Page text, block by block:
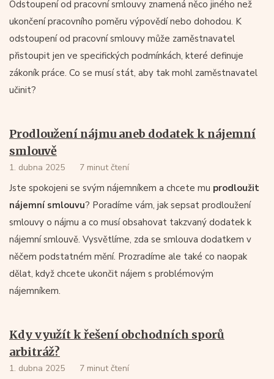
Odstoupení od pracovní smlouvy znamená něco jiného než
ukončení pracovního poměru výpovědí nebo dohodou. K
odstoupení od pracovní smlouvy může zaměstnavatel
přistoupit jen ve specifických podmínkách, které definuje
zákoník práce. Co se musí stát, aby tak mohl zaměstnavatel
učinit?
Prodloužení nájmu aneb dodatek k nájemní
smlouvě
1. dubna 2025 7 minut čtení
Jste spokojeni se svým nájemníkem a chcete mu prodloužit
nájemní smlouvu? Poradíme vám, jak sepsat prodloužení
smlouvy o nájmu a co musí obsahovat takzvaný dodatek k
nájemní smlouvě. Vysvětlíme, zda se smlouva dodatkem v
něčem podstatném mění. Prozradíme ale také co naopak
dělat, když chcete ukončit nájem s problémovým
nájemníkem.
Kdy využít k řešení obchodních sporů
arbitráž?
1. dubna 2025 7 minut čtení